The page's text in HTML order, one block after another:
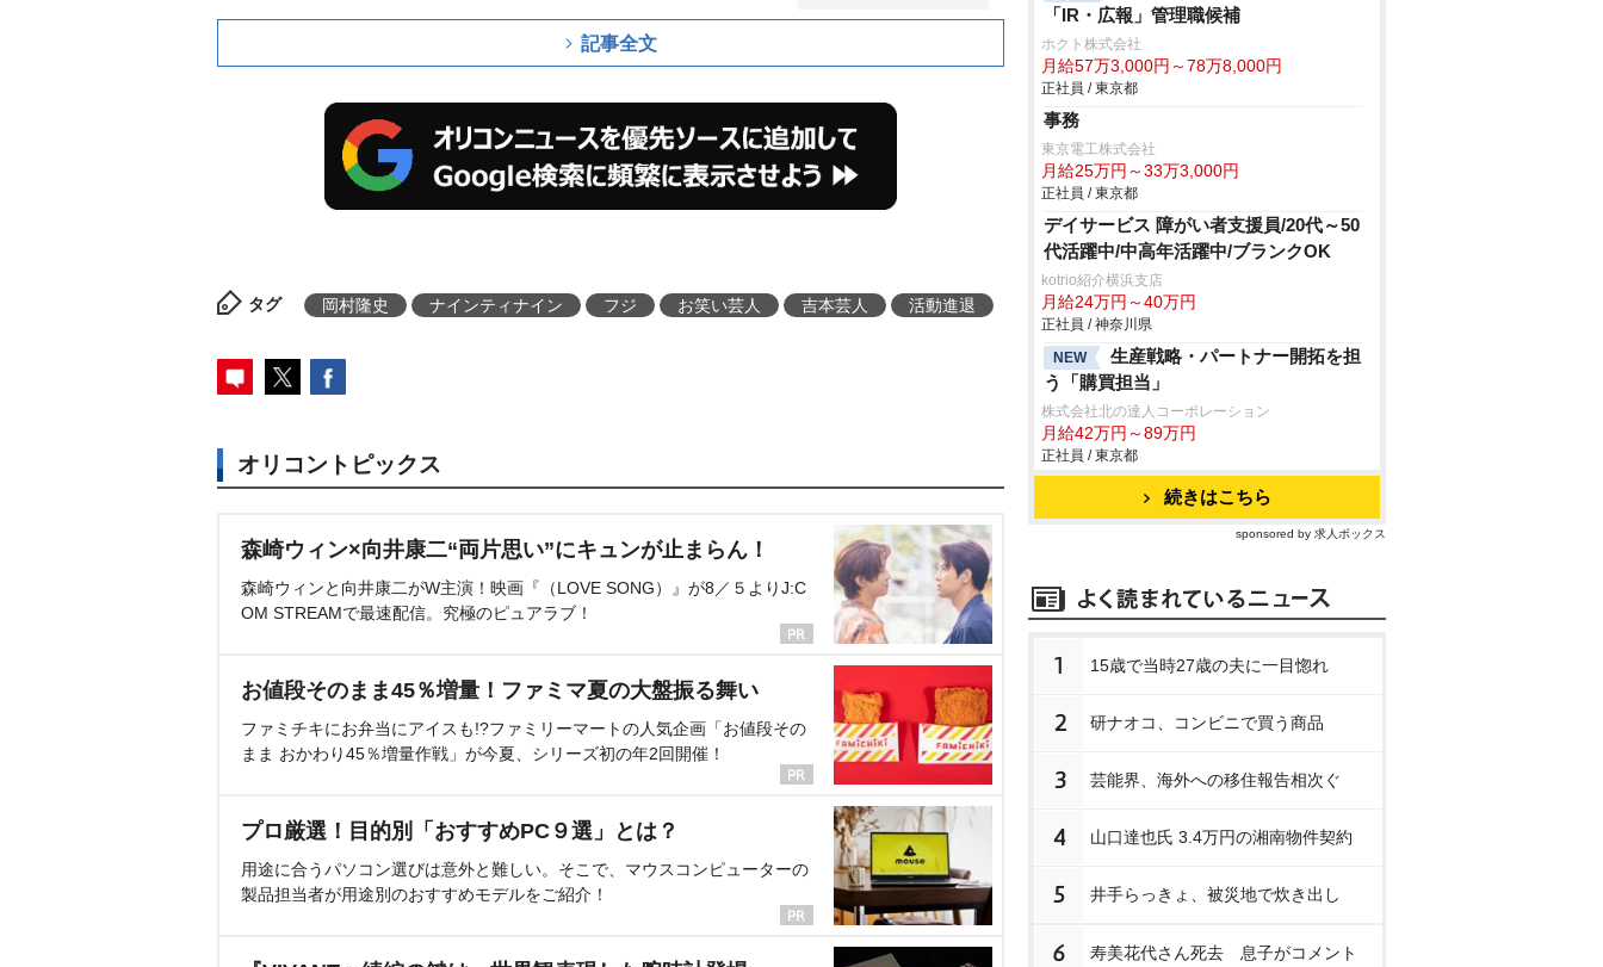
記事全文
タグ 岡村隆史 ナインティナイン フジ お笑い芸人 吉本芸人 活動進退
オリコントピックス
森崎ウィン×向井康二“両片思い”にキュンが止まらん！
森崎ウィンと向井康二がW主演！映画『（LOVE SONG）』が8／５よりJ:C
OM STREAMで最速配信。究極のピュアラブ！
お値段そのまま45％増量！ファミマ夏の大盤振る舞い
ファミチキにお弁当にアイスも!?ファミリーマートの人気企画「お値段その
まま おかわり45％増量作戦」が今夏、シリーズ初の年2回開催！
プロ厳選！目的別「おすすめPC９選」とは？
用途に合うパソコン選びは意外と難しい。そこで、マウスコンピューターの
製品担当者が用途別のおすすめモデルをご紹介！
「IR・広報」管理職候補
ホクト株式会社
月給57万3,000円～78万8,000円
正社員 / 東京都
事務
東京電工株式会社
月給25万円～33万3,000円
正社員 / 東京都
デイサービス 障がい者支援員/20代～50
代活躍中/中高年活躍中/ブランクOK
kotrio紹介横浜支店
月給24万円～40万円
正社員 / 神奈川県
NEW
生産戦略・パートナー開拓を担
う「購買担当」
株式会社北の達人コーポレーション
月給42万円～89万円
正社員 / 東京都
続きはこちら
sponsored by 求人ボックス
1 15歳で当時27歳の夫に一目惚れ
2 研ナオコ、コンビニで買う商品
3 芸能界、海外への移住報告相次ぐ
4 山口達也氏 3.4万円の湘南物件契約
5 井手らっきょ、被災地で炊き出し
6 寿美花代さん死去 息子がコメント